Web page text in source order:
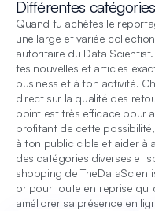
Différentes
Quand tu achètes le
une large et variée
autoritaire du Data
tes nouvelles et articles
business et à ton activité.
direct sur la qualité des
point est très efficace pour
profitant de cette
à ton public cible et aider à
des catégories diverses et
shopping de
or pour toute entreprise qui
améliorer sa présence en